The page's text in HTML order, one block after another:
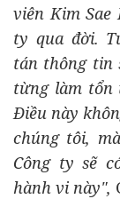
viên Kim
ty qua đời.
tán thông tin
từng làm tổn
Điều này
chúng tôi,
Công ty sẽ
hành vi này",